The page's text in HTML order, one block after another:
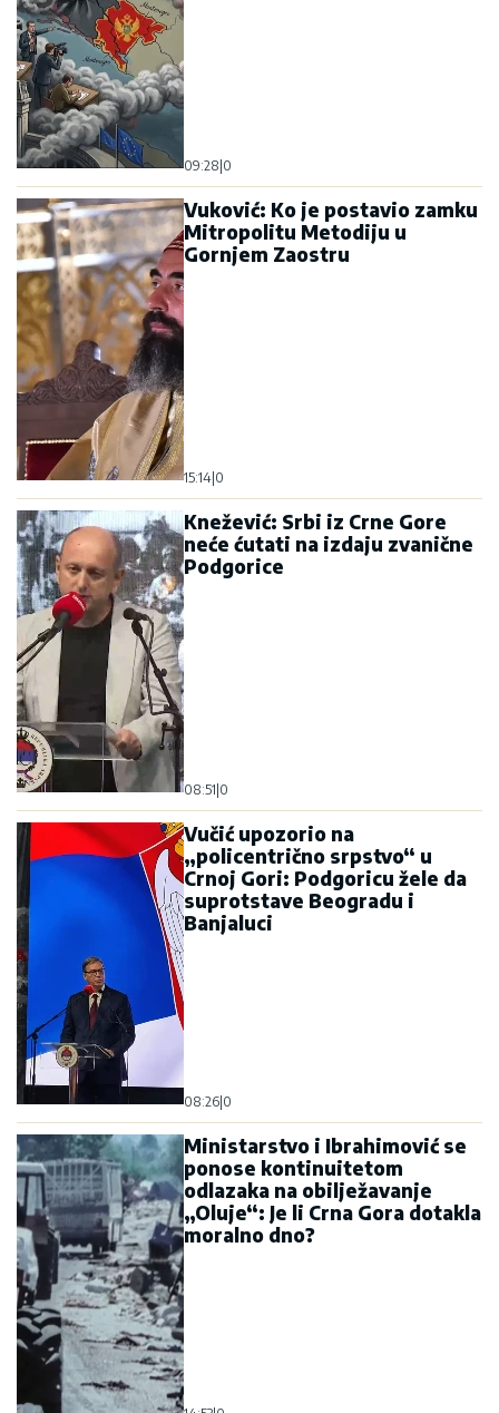
09:28 0
Vuković: Ko je postavio zamku
Mitropolitu Metodiju u
Gornjem Zaostru
15:14 0
Knežević: Srbi iz Crne Gore
neće ćutati na izdaju zvanične
Podgorice
08:51 0
Vučić upozorio na
„policentrično srpstvo“ u
Crnoj Gori: Podgoricu žele da
suprotstave Beogradu i
Banjaluci
08:26 0
Ministarstvo i Ibrahimović se
ponose kontinuitetom
odlazaka na obilježavanje
„Oluje“: Je li Crna Gora dotakla
moralno dno?